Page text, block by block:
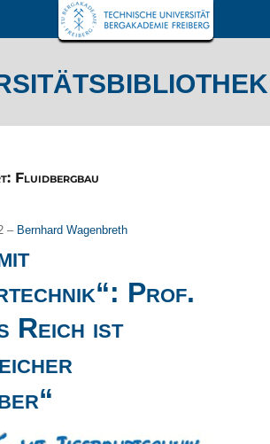
Fluidbergbau
– Bernhard Wagenbreth
Prof.
Reich ist